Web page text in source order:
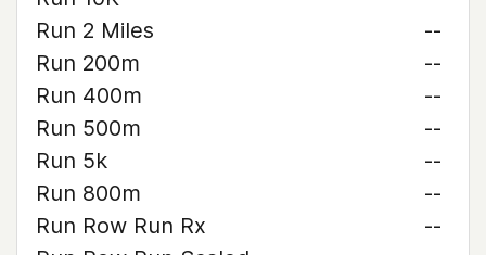
Run 2 Miles
--
Run 200m
--
Run 400m
--
Run 500m
--
Run 5k
--
Run 800m
--
Run Row Run Rx
--